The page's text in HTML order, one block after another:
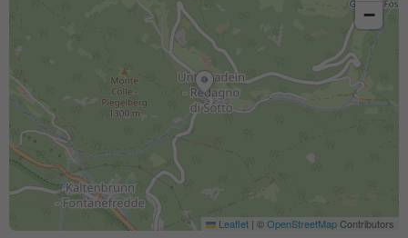
−
Leaflet | ©OpenStreetMapContributors